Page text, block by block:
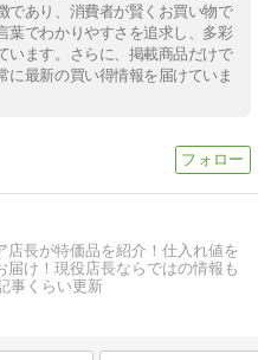
であり、消費者が賢くお買い物で
葉でわかりやすさを追求し、多彩
います。さらに、掲載商品だけで
に最新の買い得情報を届けていま
店長が特価品を紹介！仕入れ値を
届け！現役店長ならではの情報も
事くらい更新